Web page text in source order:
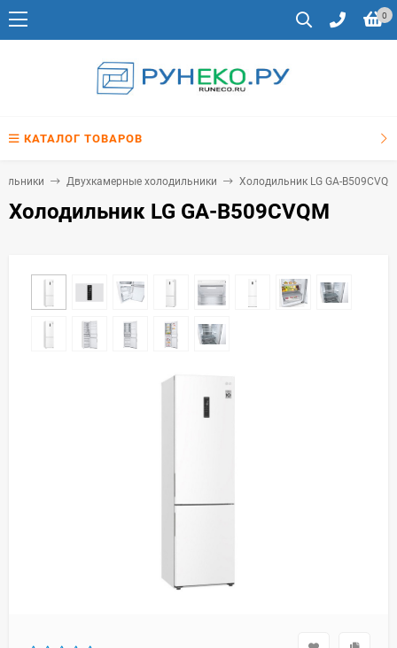
0
КАТАЛОГ ТОВАРОВ
Двухкамерные холодильники Холодильник LG GA-B509CVQM
Холодильник LG GA-B509CVQM